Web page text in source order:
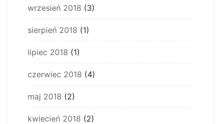
wrzesień 2018 (3)
sierpień 2018 (1)
lipiec 2018 (1)
czerwiec 2018 (4)
maj 2018 (2)
kwiecień 2018 (2)